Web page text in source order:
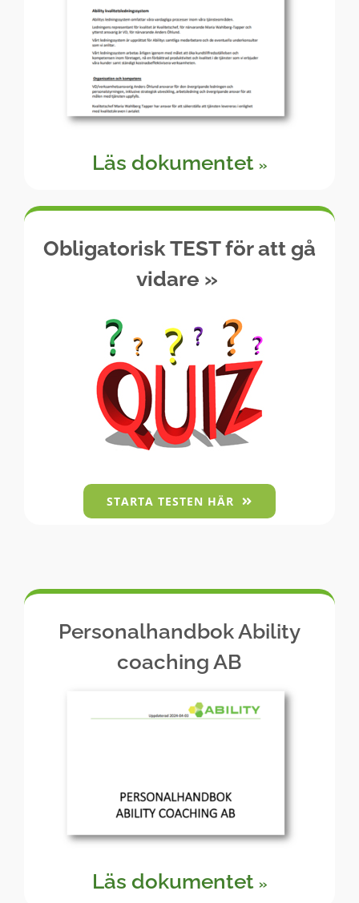
Läs dokumentet »
Obligatorisk TEST för att gå
vidare »
STARTA TESTEN HÄR
Personalhandbok Ability
coaching AB
Läs dokumentet »